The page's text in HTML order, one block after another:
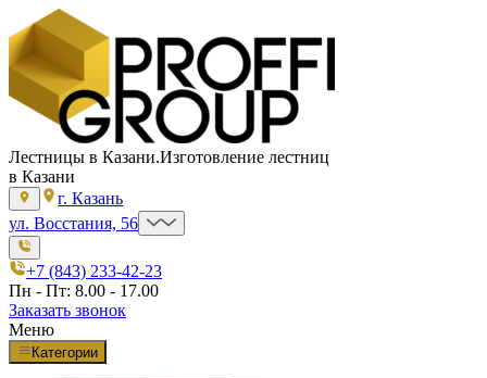
Лестницы в Казани.Изготовление лестниц
в Казани
г. Казань
ул. Восстания, 56
+7 (843) 233-42-23
Пн - Пт: 8.00 - 17.00
Заказать звонок
Меню
Категории